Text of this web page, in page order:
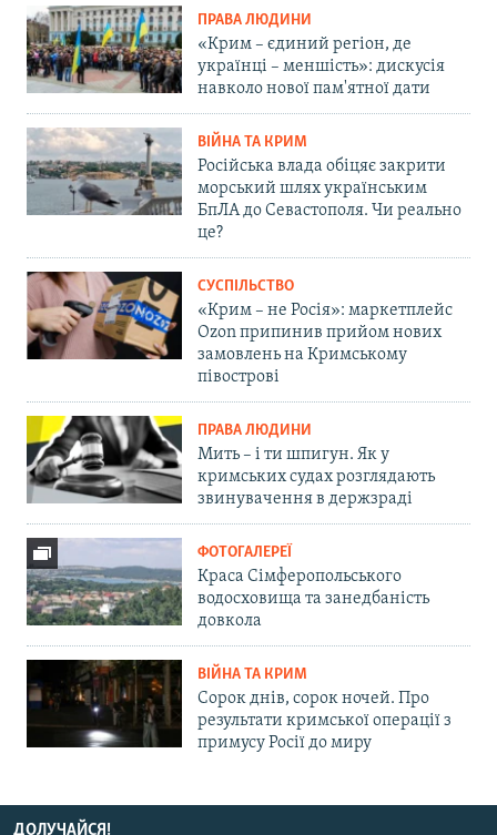
ПРАВА ЛЮДИНИ
«Крим – єдиний регіон, де
українці – меншість»: дискусія
навколо нової пам'ятної дати
ВІЙНА ТА КРИМ
Російська влада обіцяє закрити
морський шлях українським
БпЛА до Севастополя. Чи реально
це?
СУСПІЛЬСТВО
«Крим – не Росія»: маркетплейс
Ozon припинив прийом нових
замовлень на Кримському
півострові
ПРАВА ЛЮДИНИ
Мить – і ти шпигун. Як у
кримських судах розглядають
звинувачення в держзраді
ФОТОГАЛЕРЕЇ
Краса Сімферопольського
водосховища та занедбаність
довкола
ВІЙНА ТА КРИМ
Сорок днів, сорок ночей. Про
результати кримської операції з
примусу Росії до миру
ДОЛУЧАЙСЯ!